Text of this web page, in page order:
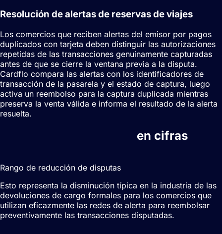
Resolución de alertas de reservas de viajes
Los comercios que reciben alertas del emisor por pagos
duplicados con tarjeta deben distinguir las autorizaciones
repetidas de las transacciones genuinamente capturadas
antes de que se cierre la ventana previa a la disputa.
Cardflo compara las alertas con los identificadores de
transacción de la pasarela y el estado de captura, luego
activa un reembolso para la captura duplicada mientras
preserva la venta válida e informa el resultado de la alerta
resuelta.
en cifras
Rango de reducción de disputas
Esto representa la disminución típica en la industria de las
devoluciones de cargo formales para los comercios que
utilizan eficazmente las redes de alerta para reembolsar
preventivamente las transacciones disputadas.